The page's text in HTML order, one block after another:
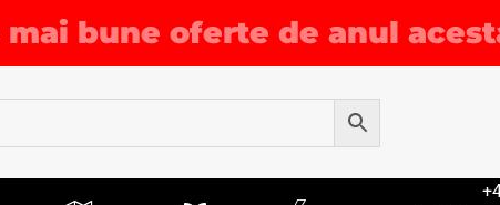
mai bune oferte de anul